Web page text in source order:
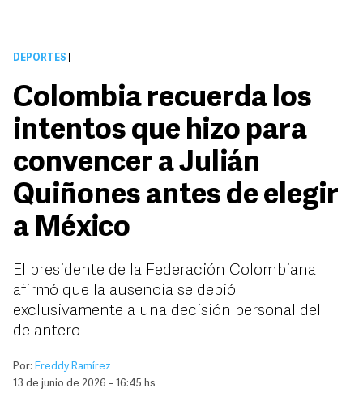
DEPORTES
Colombia recuerda los
intentos que hizo para
convencer a Julián
Quiñones antes de elegir
a México
El presidente de la Federación Colombiana
afirmó que la ausencia se debió
exclusivamente a una decisión personal del
delantero
Por: Freddy Ramírez
13 de junio de 2026 - 16:45 hs